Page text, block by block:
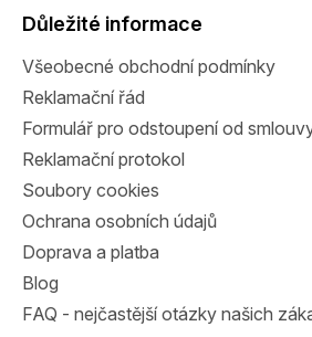
Důležité informace
Všeobecné obchodní podmínky
Reklamační řád
Formulář pro odstoupení od
Reklamační protokol
Soubory cookies
Ochrana osobních údajů
Doprava a platba
Blog
FAQ - nejčastější otázky našich